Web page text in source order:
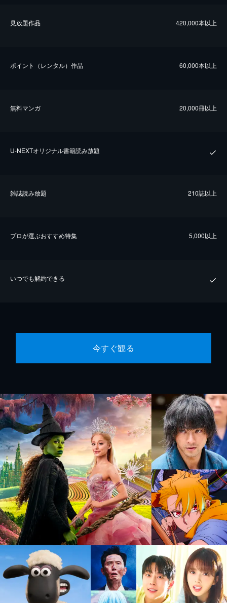
⾒放題作品 420,000本以上
ポイント（レンタル）作品 60,000本以上
無料マンガ 20,000冊以上
U-NEXTオリジナル書籍読み放題
雑誌読み放題 210誌以上
プロが選ぶおすすめ特集 5,000以上
いつでも解約できる
今すぐ観る